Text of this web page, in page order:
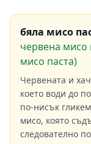
бяла мисо
червена мисо
мисо паста)
Червената и
което води до
по-нисък
мисо, която
следователно